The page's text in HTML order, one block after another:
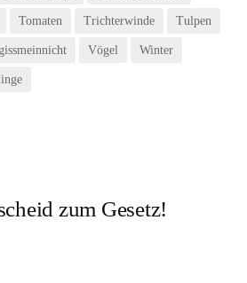
Tomaten Trichterwinde Tulpen
Vögel Winter
zum Gesetz!